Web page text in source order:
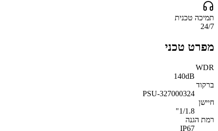
תמיכה טכנית
24/7
מפרט טכני
WDR
140dB
ברקוד
327000324-PSU
חיישן
1/1.8"
רמת הגנה
IP67